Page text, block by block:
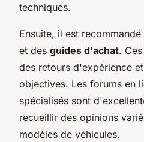
techniques.
Ensuite, il est recommandé
et des guides d'achat.
des retours d'expérience
objectives. Les forums en
spécialisés sont
recueillir des opinions
modèles de véhicules.